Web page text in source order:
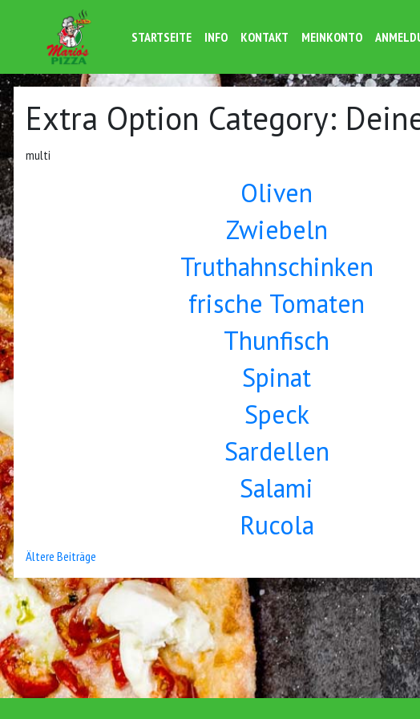
STARTSEITE INFO KONTAKT MEINKONTO
Extra Option Category:
multi
Oliven
Zwiebeln
Truthahnschinken
frische Tomaten
Thunfisch
Spinat
Speck
Sardellen
Salami
Rucola
Beitrags-
Navigation
Ältere Beiträge